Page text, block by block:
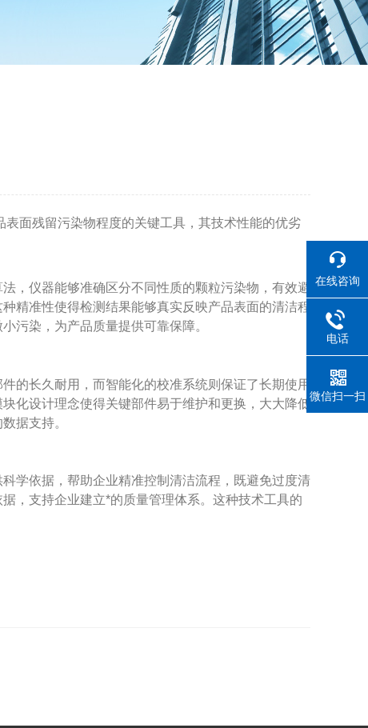
面残留污染物程度的关键工具，其技术性能的优劣
，仪器能够准确区分不同性质的颗粒污染物，有效避
精准性使得检测结果能够真实反映产品表面的清洁程
污染，为产品质量提供可靠保障。
长久耐用，而智能化的校准系统则保证了长期使用
化设计理念使得关键部件易于维护和更换，大大降低
据支持。
学依据，帮助企业精准控制清洁流程，既避免过度清
，支持企业建立*的质量管理体系。这种技术工具的
在线咨询
电话
微信扫一扫